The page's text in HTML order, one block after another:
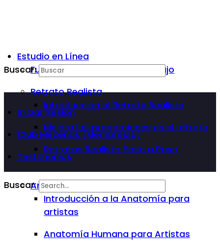
Estudio en Línea
Fundamentos Básicos del Dibujo
Retrato Realista
Introducción al Retrato Realista
Mejora las proporciones en el retrato
Retratos Realista Paso a Paso
Anatomía Para Artista
Introducción a la Anatomía para
artistas
Anatomía Humana para Artistas
Buscar:
Iniciar Sesión
Club Mecenas (Membresía)
Testimonios
Buscar: